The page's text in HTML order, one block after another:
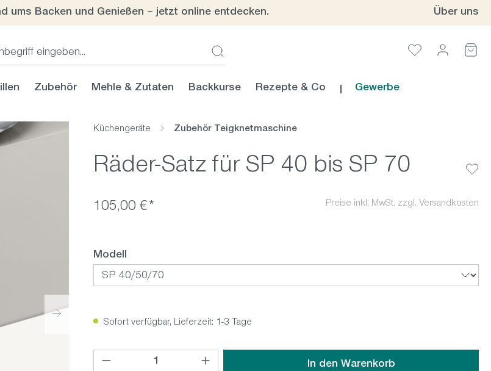
ums Backen und Genießen – jetzt online entdecken. Über uns
Zubehör Mehle & Zutaten Backkurse Rezepte & Co Gewerbe
Küchengeräte Zubehör Teigknetmaschine
Räder-Satz für SP 40 bis SP 70
105,00 €* Preise inkl. MwSt. zzgl. Versandkosten
Modell
Sofort verfügbar, Lieferzeit: 1-3 Tage
Produkt Anzahl: Gib den gewünschten Wert ein oder benutze die Schaltflächen um die
In den Warenkorb